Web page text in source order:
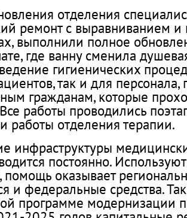
отделения
ремонт с выравниванием и
выполнили полное
где ванну сменила
гигиенических
так и для
гражданам, которые
работы проводились
работы отделения терапии.
инфраструктуры
постоянно.
оказывает
и федеральные средства.
программе модернизации